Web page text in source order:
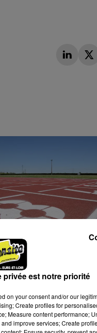
LE
À
5 ET 6
privée est notre priorité
on your consent and/or our
Create profiles for
Measure content performance;
improve services; Create